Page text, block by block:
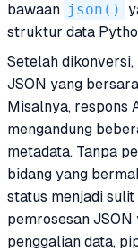
bawaan json()
struktur data
Setelah
JSON yang
Misalnya, respons
mengandung
metadata. Tanpa
bidang yang
status menjadi
pemrosesan
penggalian data,